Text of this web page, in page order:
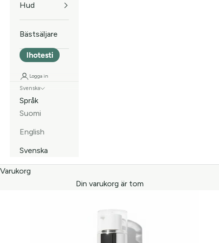
Hud
Bästsäljare
Ihotesti
Logga in
Svenska
Språk
Suomi
English
Svenska
Varukorg
Din varukorg är tom